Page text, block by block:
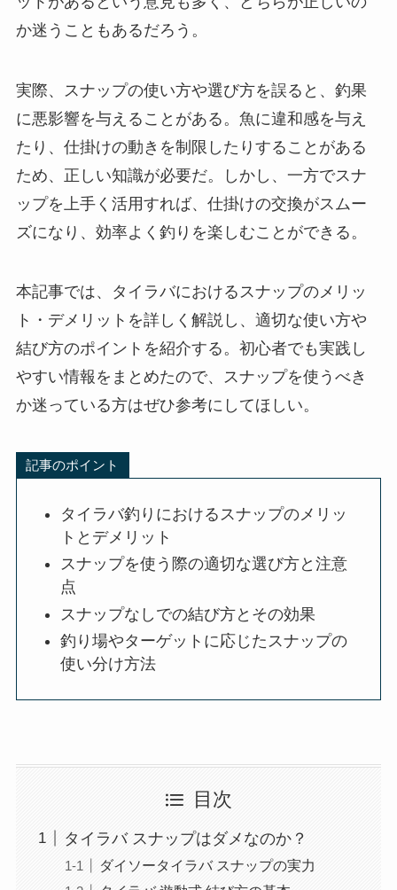
か迷うこともあるだろう。
実際、スナップの使い方や選び方を誤ると、釣果
に悪影響を与えることがある。魚に違和感を与え
たり、仕掛けの動きを制限したりすることがある
ため、正しい知識が必要だ。しかし、一方でスナ
ップを上手く活用すれば、仕掛けの交換がスムー
ズになり、効率よく釣りを楽しむことができる。
本記事では、タイラバにおけるスナップのメリッ
ト・デメリットを詳しく解説し、適切な使い方や
結び方のポイントを紹介する。初心者でも実践し
やすい情報をまとめたので、スナップを使うべき
か迷っている方はぜひ参考にしてほしい。
記事のポイント
タイラバ釣りにおけるスナップのメリッ
トとデメリット
スナップを使う際の適切な選び方と注意
点
スナップなしでの結び方とその効果
釣り場やターゲットに応じたスナップの
使い分け方法
目次
タイラバ スナップはダメなのか？
ダイソータイラバ スナップの実力